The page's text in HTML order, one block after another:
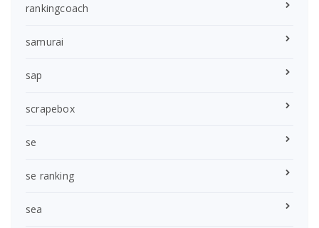
rankingcoach
samurai
sap
scrapebox
se
se ranking
sea